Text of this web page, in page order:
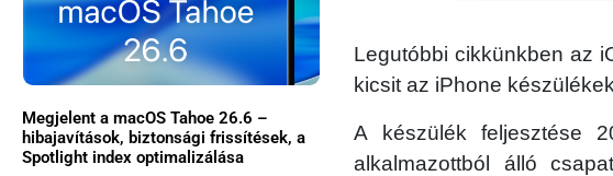
Megjelent a macOS Tahoe 26.6 –
hibajavítások, biztonsági frissítések, a
Spotlight index optimalizálása
Legutóbbi cikkünkben az
kicsit az iPhone
A készülék feljesztése
alkalmazottból álló